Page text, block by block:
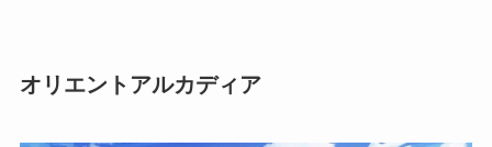
オリエントアルカディア